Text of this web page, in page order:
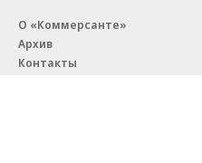
О «Коммерсанте»
Архив
Контакты